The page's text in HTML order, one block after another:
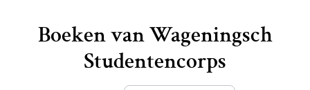
Boeken van Wageningsch
Studentencorps